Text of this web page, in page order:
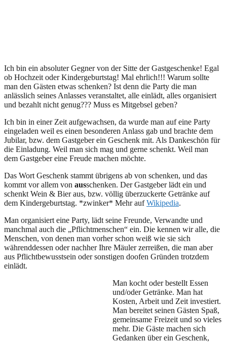
Ich bin ein absoluter Gegner von der Sitte der Gastgeschenke! Egal
ob Hochzeit oder Kindergeburtstag! Mal ehrlich!!! Warum sollte
man den Gästen etwas schenken? Ist denn die Party die man
anlässlich seines Anlasses veranstaltet, alle einlädt, alles organisiert
und bezahlt nicht genug??? Muss es Mitgebsel geben?
Ich bin in einer Zeit aufgewachsen, da wurde man auf eine Party
eingeladen weil es einen besonderen Anlass gab und brachte dem
Jubilar, bzw. dem Gastgeber ein Geschenk mit. Als Dankeschön für
die Einladung. Weil man sich mag und gerne schenkt. Weil man
dem Gastgeber eine Freude machen möchte.
Das Wort Geschenk stammt übrigens ab von schenken, und das
kommt vor allem von ausschenken. Der Gastgeber lädt ein und
schenkt Wein & Bier aus, bzw. völlig überzuckerte Getränke auf
dem Kindergeburtstag. *zwinker* Mehr aufWikipedia.
Man organisiert eine Party, lädt seine Freunde, Verwandte und
manchmal auch die „Pflichtmenschen“ ein. Die kennen wir alle, die
Menschen, von denen man vorher schon weiß wie sie sich
währenddessen oder nachher Ihre Mäuler zerreißen, die man aber
aus Pflichtbewusstsein oder sonstigen doofen Gründen trotzdem
einlädt.
Man kocht oder bestellt Essen
und/oder Getränke. Man hat
Kosten, Arbeit und Zeit investiert.
Man bereitet seinen Gästen Spaß,
gemeinsame Freizeit und so vieles
mehr. Die Gäste machen sich
Gedanken über ein Geschenk,